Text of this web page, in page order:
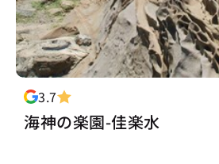
3.7
海神の楽園-佳楽水